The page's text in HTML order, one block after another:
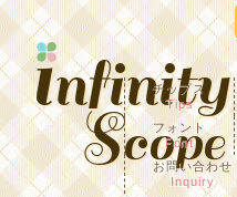
チップス
Tips
フォント
Font
お問い合わせ
Inquiry